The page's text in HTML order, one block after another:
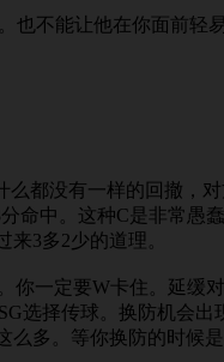
也不能让他在你面前轻
都没有一样的回撤，对
命中。这种C是非常愚
3多2少的道理。
你一定要W卡住。延缓
选择传球。换防机会出
么多。等你换防的时候